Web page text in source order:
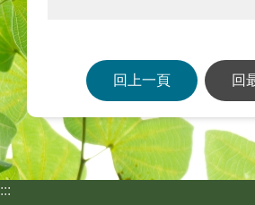
回上一頁 回
:::